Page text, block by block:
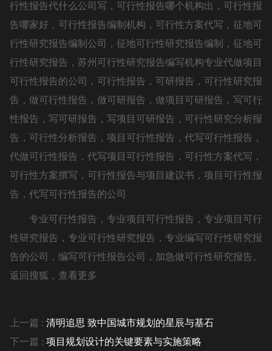
行性报告代什么公司写，可行性报告哪个机构出，可行性报
告哪家好，可行性报告编制机构，可行性方案代写，征地可
行性研究报告编制公司，征地可行性研究报告编制，征地可
行性研究报告，苏州可行性研究报告编写机构专业代做项目
可行性报告的公司，可行性报告，可研报告，可行性研究报
告，做可行性报告，做可研报告，做项目可研报告，写可行
性报告，写可研报告，写项目可研报告，可行性研究分析报
告，可行性分析报告，项目可行性报告，代写可行性报告，
代做可行性报告，代写项目可行性报告，可行性方案代写，
可行性方案撰写，可行性报告与项目建议书，项目可行性报
告，代写可行性报告的公司
专业可行性报告，专业项目可行性报告，专业项目可行
性研究报告，专业可行性研究报告，专业编写可行性研究报
告的公司，编写可行性报告公司，加急做可行性研究报告。
返回搜狐，查看更多
上一篇 : 清明追思 致中国城市规划的星辰与基石
下一篇 : 项目规划设计的关键要素与实施策略